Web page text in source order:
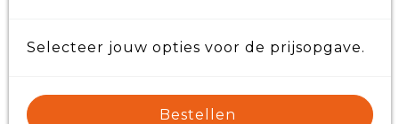
Selecteer jouw opties voor de prijsopgave.
Bestellen